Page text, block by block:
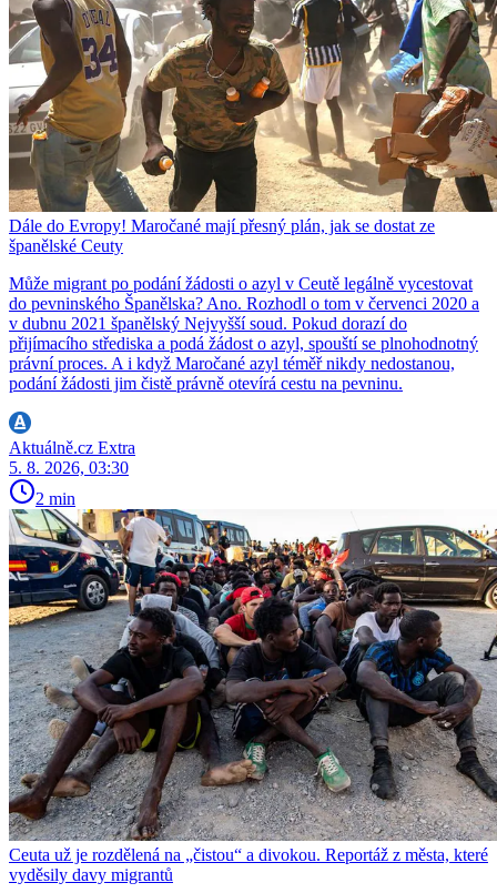
Dále do Evropy! Maročané mají přesný plán, jak se dostat ze
španělské Ceuty
Může migrant po podání žádosti o azyl v Ceutě legálně vycestovat
do pevninského Španělska? Ano. Rozhodl o tom v červenci 2020 a
v dubnu 2021 španělský Nejvyšší soud. Pokud dorazí do
přijímacího střediska a podá žádost o azyl, spouští se plnohodnotný
právní proces. A i když Maročané azyl téměř nikdy nedostanou,
podání žádosti jim čistě právně otevírá cestu na pevninu.
Aktuálně.cz Extra
5. 8. 2026, 03:30
2 min
Ceuta už je rozdělená na „čistou“ a divokou. Reportáž z města, které
vyděsily davy migrantů